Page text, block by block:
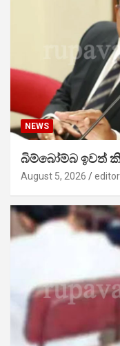
NEWS
බිම්බෝම්බ ඉවත්
August 5, 2026 editor